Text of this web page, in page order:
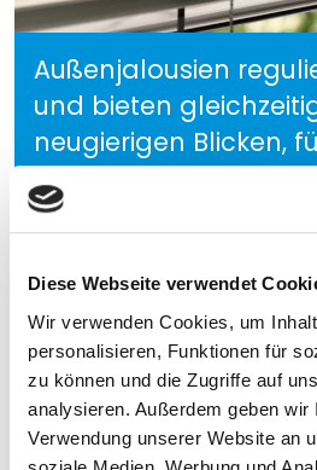
Diese Webseite verwendet
Wir verwenden Cookies, um
personalisieren, Funktionen für
zu können und die Zugriffe auf
analysieren. Außerdem geben
Verwendung unserer Website an
Außenjalousien
und bieten
neugierigen Blicken,
Komfort und